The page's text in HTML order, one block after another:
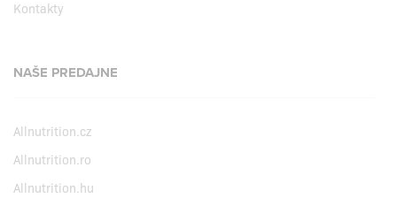
Kontakty
NAŠE PREDAJNE
Allnutrition.cz
Allnutrition.ro
Allnutrition.hu